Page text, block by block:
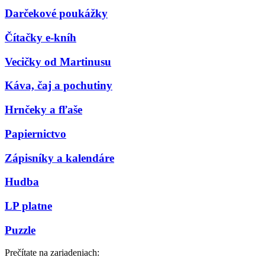
Darčekové poukážky
Čítačky e-kníh
Vecičky od Martinusu
Káva, čaj a pochutiny
Hrnčeky a fľaše
Papiernictvo
Zápisníky a kalendáre
Hudba
LP platne
Puzzle
Prečítate na zariadeniach: